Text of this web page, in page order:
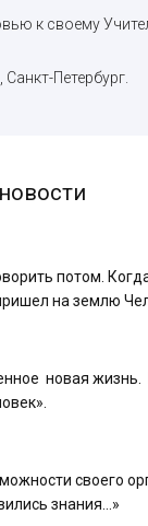
к своему
Петербург.
потом.
на землю
новая жизнь.
своего
знания…»